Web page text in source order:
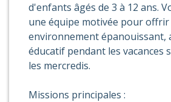
d'enfants âgés de 3 à 12 ans.
une équipe motivée pour
environnement épanouissant,
éducatif pendant les vacances
les mercredis.
Missions principales :